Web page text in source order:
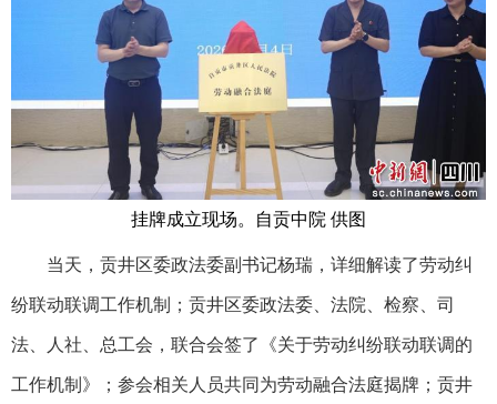
挂牌成立现场。自贡中院 供图
当天，贡井区委政法委副书记杨瑞，详细解读了劳动纠
纷联动联调工作机制；贡井区委政法委、法院、检察、司
法、人社、总工会，联合会签了《关于劳动纠纷联动联调的
工作机制》；参会相关人员共同为劳动融合法庭揭牌；贡井